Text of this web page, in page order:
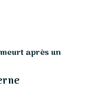
après un